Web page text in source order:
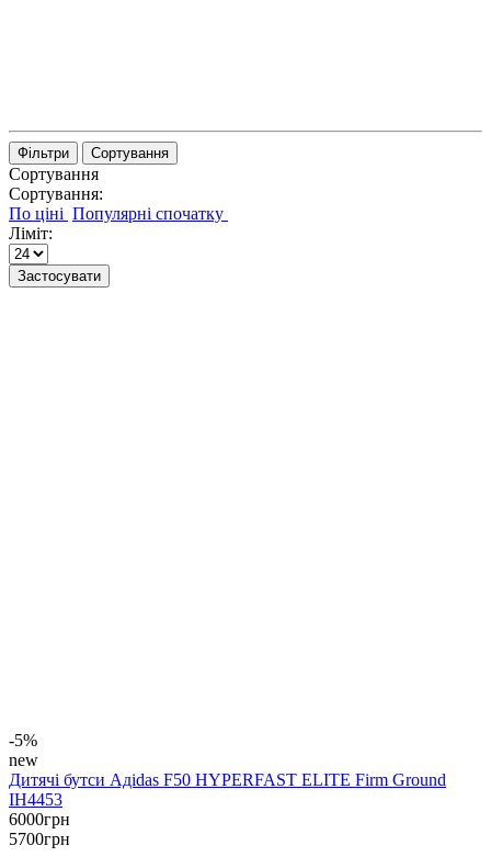
Фільтри Сортування
Сортування
Сортування:
Ліміт:
Застосувати
-5%
new
Дитячі бутси Адidas F50 HYPERFAST ELITE Firm Ground
IH4453
6000грн
5700грн